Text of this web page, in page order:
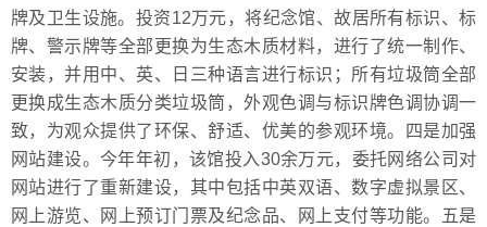
牌及卫生设施。投资12万元，将纪念馆、故居所有标识、标
牌、警示牌等全部更换为生态木质材料，进行了统一制作、
安装，并用中、英、日三种语言进行标识；所有垃圾筒全部
更换成生态木质分类垃圾筒，外观色调与标识牌色调协调一
致，为观众提供了环保、舒适、优美的参观环境。四是加强
网站建设。今年年初，该馆投入30余万元，委托网络公司对
网站进行了重新建设，其中包括中英双语、数字虚拟景区、
网上游览、网上预订门票及纪念品、网上支付等功能。五是